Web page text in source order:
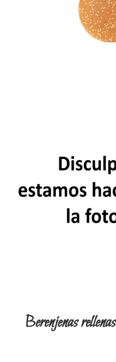
Berenjenas rellenas